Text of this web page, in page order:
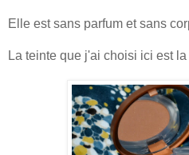
Elle est sans parfum et sans
La teinte que j'ai choisi ici est